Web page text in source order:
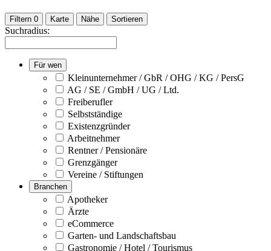
Filtern 0 Karte Nähe Sortieren
Suchradius:
Für wen
Kleinunternehmer / GbR / OHG / KG / PersG
AG / SE / GmbH / UG / Ltd.
Freiberufler
Selbstständige
Existenzgründer
Arbeitnehmer
Rentner / Pensionäre
Grenzgänger
Vereine / Stiftungen
Branchen
Apotheker
Ärzte
eCommerce
Garten- und Landschaftsbau
Gastronomie / Hotel / Tourismus